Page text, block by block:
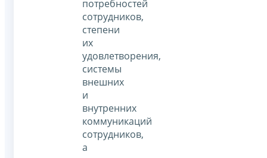
потребностей
сотрудников,
степени
их
удовлетворения,
системы
внешних
и
внутренних
коммуникаций
сотрудников,
а